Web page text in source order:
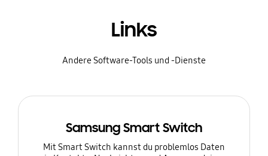
Links
Andere Software-Tools und -Dienste
Samsung Smart Switch
Mit Smart Switch kannst du problemlos Daten